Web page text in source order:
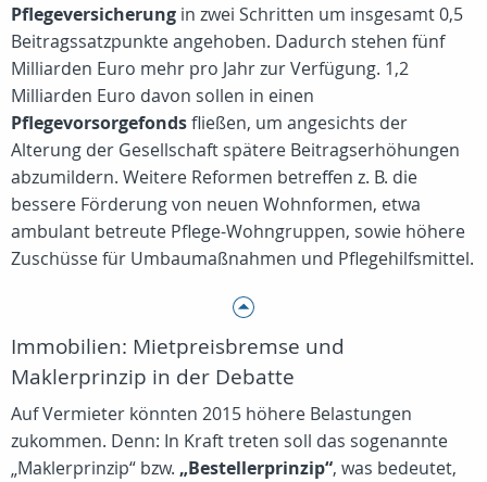
Pflegeversicherung in zwei Schritten um insgesamt 0,5
Beitragssatzpunkte angehoben. Dadurch stehen fünf
Milliarden Euro mehr pro Jahr zur Verfügung. 1,2
Milliarden Euro davon sollen in einen
Pflegevorsorgefondsfließen, um angesichts der
Alterung der Gesellschaft spätere Beitragserhöhungen
abzumildern. Weitere Reformen betreffen z. B. die
bessere Förderung von neuen Wohnformen, etwa
ambulant betreute Pflege-Wohngruppen, sowie höhere
Zuschüsse für Umbaumaßnahmen und Pflegehilfsmittel.
Immobilien: Mietpreisbremse und
Maklerprinzip in der Debatte
Auf Vermieter könnten 2015 höhere Belastungen
zukommen. Denn: In Kraft treten soll das sogenannte
„Maklerprinzip“ bzw. „Bestellerprinzip“, was bedeutet,